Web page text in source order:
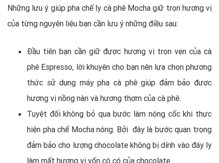
Những lưu ý giúp pha chế ly cà phê Mocha giữ trọn hương vị
của từng nguyên liệu bạn cần lưu ý những điều sau:
Đầu tiên bạn cần giữ được hương vị trọn vẹn của cà
phê Espresso, lời khuyên cho bạn nên lựa chọn phương
thức sử dụng máy pha cà phê giúp đảm bảo được
hương vị nồng nàn và hương thơm của cà phê.
Tuyệt đối không bỏ qua bước làm nóng cốc khi thực
hiện pha chế Mocha nóng. Bởi đây là bước quan trọng
đảm bảo cho lượng chocolate không bị dính vào đáy ly
làm mất hương vị vốn có có của chocolate.